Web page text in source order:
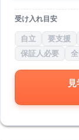
受け入れ目安
自立 要支援
保証人必要